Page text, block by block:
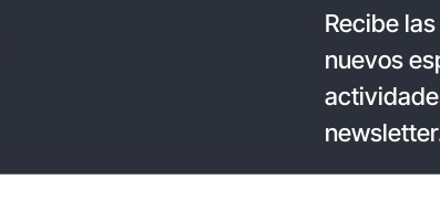
Recibe
nuevos